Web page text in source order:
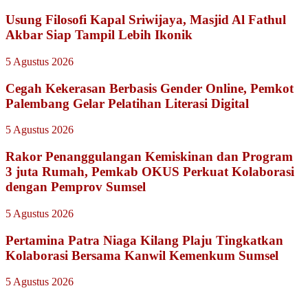
Usung Filosofi Kapal Sriwijaya, Masjid Al Fathul
Akbar Siap Tampil Lebih Ikonik
5 Agustus 2026
Cegah Kekerasan Berbasis Gender Online, Pemkot
Palembang Gelar Pelatihan Literasi Digital
5 Agustus 2026
Rakor Penanggulangan Kemiskinan dan Program
3 juta Rumah, Pemkab OKUS Perkuat Kolaborasi
dengan Pemprov Sumsel
5 Agustus 2026
Pertamina Patra Niaga Kilang Plaju Tingkatkan
Kolaborasi Bersama Kanwil Kemenkum Sumsel
5 Agustus 2026